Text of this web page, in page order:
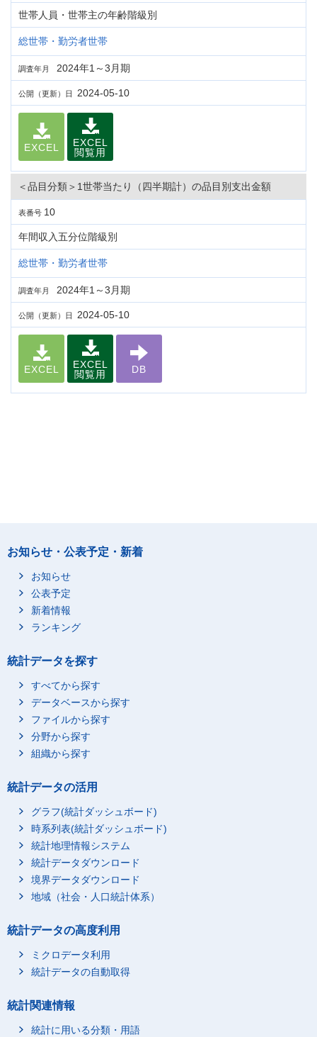
世帯人員・世帯主の年齢階級別
総世帯・勤労者世帯
調査年月 2024年1～3月期
公開（更新）日 2024-05-10
EXCEL
EXCEL
閲覧用
＜品目分類＞1世帯当たり（四半期計）の品目別支出金額
表番号 10
年間収入五分位階級別
総世帯・勤労者世帯
調査年月 2024年1～3月期
公開（更新）日 2024-05-10
EXCEL
EXCEL
閲覧用
DB
お知らせ・公表予定・新着
お知らせ
公表予定
新着情報
ランキング
統計データを探す
すべてから探す
データベースから探す
ファイルから探す
分野から探す
組織から探す
統計データの活用
グラフ(統計ダッシュボード)
時系列表(統計ダッシュボード)
統計地理情報システム
統計データダウンロード
境界データダウンロード
地域（社会・人口統計体系）
統計データの高度利用
ミクロデータ利用
統計データの自動取得
統計関連情報
統計に用いる分類・用語